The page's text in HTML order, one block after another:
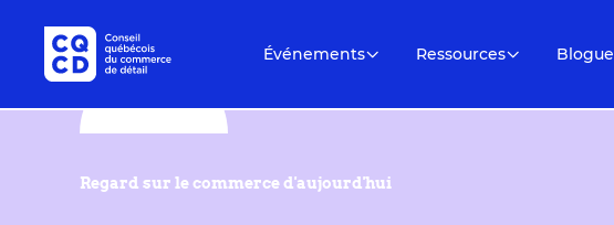
Événements Ressources Blogue
Regard sur le commerce d'aujourd'hui